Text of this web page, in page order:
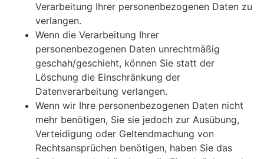
Verarbeitung Ihrer personenbezogenen Daten zu
verlangen.
Wenn die Verarbeitung Ihrer
personenbezogenen Daten unrechtmäßig
geschah/geschieht, können Sie statt der
Löschung die Einschränkung der
Datenverarbeitung verlangen.
Wenn wir Ihre personenbezogenen Daten nicht
mehr benötigen, Sie sie jedoch zur Ausübung,
Verteidigung oder Geltendmachung von
Rechtsansprüchen benötigen, haben Sie das